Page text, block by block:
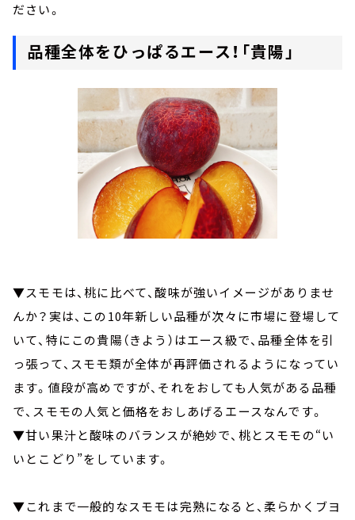
ださい。
品種全体をひっぱるエース！「貴陽」
▼スモモは、桃に比べて、酸味が強いイメージがありませ
んか？実は、この10年新しい品種が次々に市場に登場して
いて、特にこの貴陽（きよう）はエース級で、品種全体を引
っ張って、スモモ類が全体が再評価されるようになってい
ます。値段が高めですが、それをおしても人気がある品種
で、スモモの人気と価格をおしあげるエースなんです。
▼甘い果汁と酸味のバランスが絶妙で、桃とスモモの“い
いとこどり”をしています。
▼これまで一般的なスモモは完熟になると、柔らかくブヨ